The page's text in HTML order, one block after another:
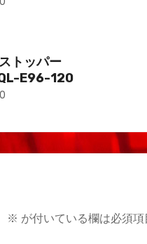
トッパー
E96-120
※ が付いている欄は必須